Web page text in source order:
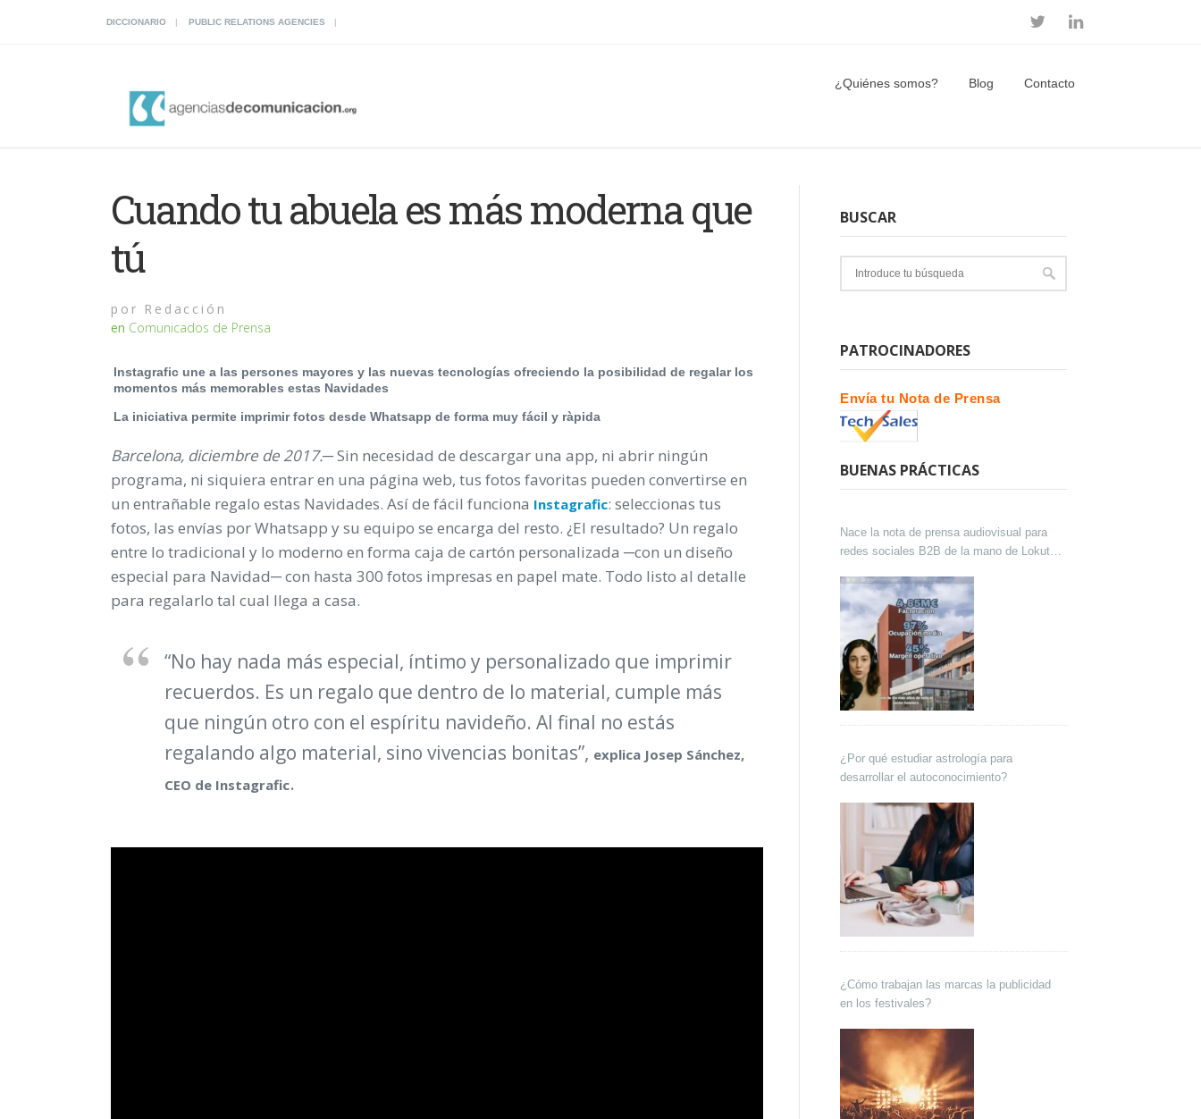
DICCIONARIO PUBLIC RELATIONS AGENCIES
¿Quiénes somos? Blog Contacto
Cuando tu abuela es más moderna que
tú
por Redacción
en Comunicados de Prensa
Instagrafic une a las persones mayores y las nuevas tecnologías ofreciendo la posibilidad de regalar los
momentos más memorables estas Navidades
La iniciativa permite imprimir fotos desde Whatsapp de forma muy fácil y ràpida
Barcelona, diciembre de 2017.─ Sin necesidad de descargar una app, ni abrir ningún
programa, ni siquiera entrar en una página web, tus fotos favoritas pueden convertirse en
un entrañable regalo estas Navidades. Así de fácil funciona Instagrafic: seleccionas tus
fotos, las envías por Whatsapp y su equipo se encarga del resto. ¿El resultado? Un regalo
entre lo tradicional y lo moderno en forma caja de cartón personalizada ─con un diseño
especial para Navidad─ con hasta 300 fotos impresas en papel mate. Todo listo al detalle
para regalarlo tal cual llega a casa.
“No hay nada más especial, íntimo y personalizado que imprimir
recuerdos. Es un regalo que dentro de lo material, cumple más
que ningún otro con el espíritu navideño. Al final no estás
regalando algo material, sino vivencias bonitas”, explica Josep Sánchez,
CEO de Instagrafic.
BUSCAR
PATROCINADORES
Envía tu Nota de Prensa
BUENAS PRÁCTICAS
Nace la nota de prensa audiovisual para
redes sociales B2B de la mano de Lokutor
¿Por qué estudiar astrología para
desarrollar el autoconocimiento?
¿Cómo trabajan las marcas la publicidad
en los festivales?